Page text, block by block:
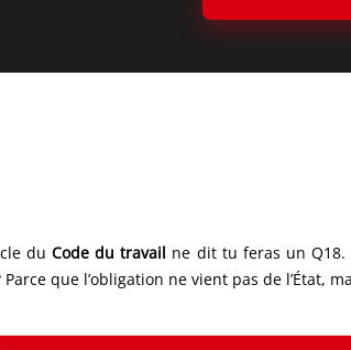
duCode du travail ne dit tu feras un Q18.
que l’obligation ne vient pas de l’État,